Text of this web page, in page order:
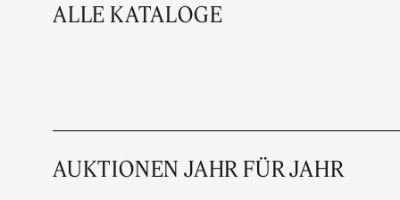
ALLE KATALOGE
AUKTIONEN JAHR FÜR JAHR